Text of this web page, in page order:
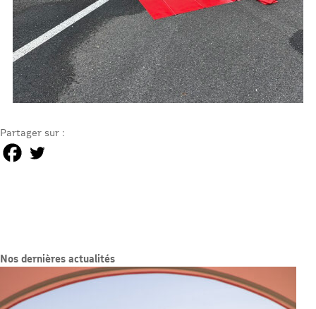
Partager sur :
Nos dernières actualités